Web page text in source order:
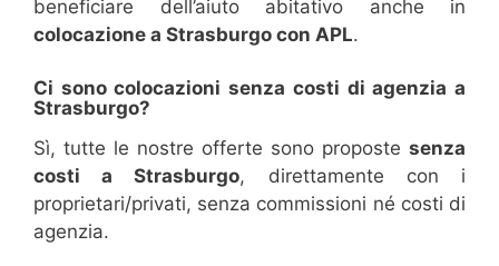
beneficiare dell’aiuto abitativo anche in
colocazione a Strasburgo con APL.
Ci sono colocazioni senza costi di agenzia a
Strasburgo?
Sì, tutte le nostre offerte sono proposte senza
costi a Strasburgo, direttamente con i
proprietari/privati, senza commissioni né costi di
agenzia.